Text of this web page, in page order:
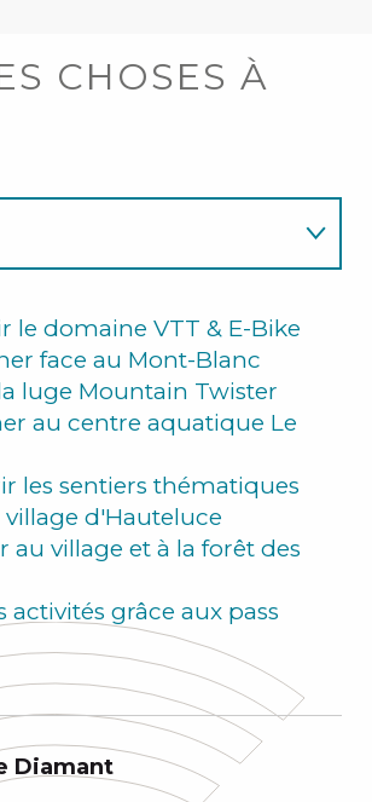
CHOSES À
le domaine VTT & E-Bike
face au Mont-Blanc
luge Mountain Twister
au centre aquatique Le
les sentiers thématiques
village d'Hauteluce
au village et à la forêt des
activités grâce aux pass
Diamant